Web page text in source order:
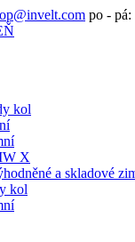
po -
kol
X
a skladové
kol